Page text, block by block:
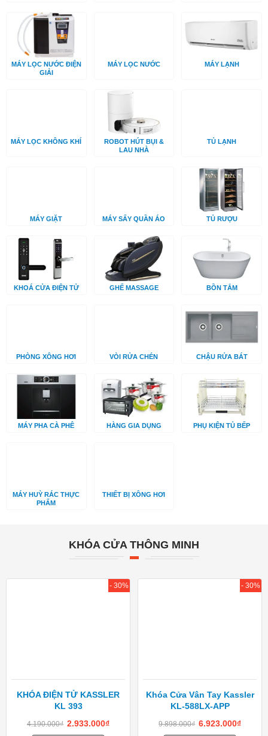
MÁY LỌC NƯỚC ĐIỆN
GIẢI
MÁY LỌC NƯỚC MÁY LẠNH
MÁY LỌC KHÔNG KHÍ
ROBOT HÚT BỤI &
LAU NHÀ
TỦ LẠNH
MÁY GIẶT MÁY SẤY QUẦN ÁO TỦ RƯỢU
KHOÁ CỬA ĐIỆN TỬ GHẾ MASSAGE BỒN TẮM
PHÒNG XÔNG HƠI VÒI RỬA CHÉN CHẬU RỬA BÁT
MÁY PHA CÀ PHÊ HÀNG GIA DỤNG PHỤ KIỆN TỦ BẾP
MÁY HUỲ RÁC THỰC
PHẨM
THIẾT BỊ XÔNG HƠI
KHÓA CỬA THÔNG MINH
KHÓA ĐIỆN TỬ KASSLER
KL 393
4.190.000₫ 2.933.000₫
- 30%
Khóa Cửa Vân Tay Kassler
KL-588LX-APP
9.898.000₫ 6.923.000₫
- 30%